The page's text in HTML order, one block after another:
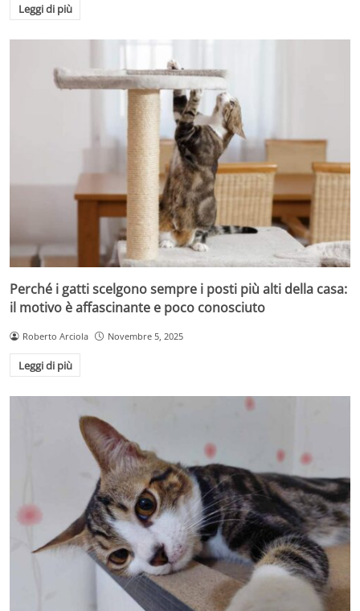
Leggi di più
Perché i gatti scelgono sempre i posti più alti della casa:
il motivo è affascinante e poco conosciuto
Roberto Arciola Novembre 5, 2025
Leggi di più